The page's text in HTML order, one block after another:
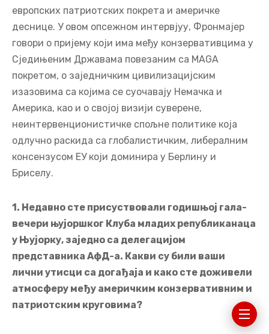
европских патриотских покрета и америчке
деснице. У овом опсежном интервјуу, Фронмајер
говори о пријему који има међу конзервативцима у
Сједињеним Државама повезаним са MAGA
покретом, о заједничким цивилизацијским
изазовима са којима се суочавају Немачка и
Америка, као и о својој визији суверене,
неинтервенционистичке спољне политике која
одлучно раскида са глобалистичким, либералним
консензусом ЕУ који доминира у Берлину и
Бриселу.
1. Недавно сте присуствовали годишњој гала-
вечери њујоршког Клуба младих републиканаца
у Њујорку, заједно са делегацијом
представника АфД-а. Какви су били ваши
лични утисци са догађаја и како сте доживели
атмосферу међу америчким конзервативним и
патриотским круговима?